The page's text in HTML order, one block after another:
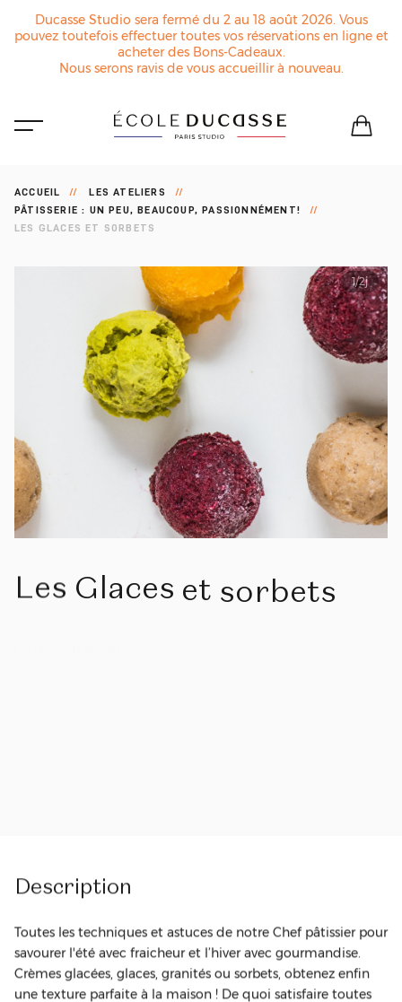
Ducasse Studio sera fermé du 2 au 18 août 2026. Vous
pouvez toutefois effectuer toutes vos réservations en ligne et
acheter des Bons-Cadeaux.
Nous serons ravis de vous accueillir à nouveau.
ACCUEIL
LES ATELIERS
PÂTISSERIE : UN PEU, BEAUCOUP, PASSIONNÉMENT!
LES GLACES ET SORBETS
1/2j
Les Glaces et sorbets
Description
Toutes les techniques et astuces de notre Chef pâtissier pour
savourer l'été avec fraicheur et l’hiver avec gourmandise.
Crèmes glacées, glaces, granités ou sorbets, obtenez enfin
une texture parfaite à la maison ! De quoi satisfaire toutes